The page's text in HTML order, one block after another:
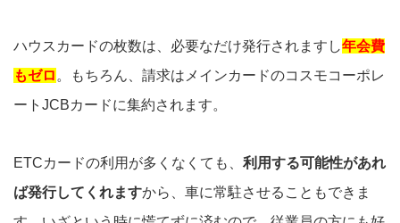
ハウスカードの枚数は、必要なだけ発行されますし年会費
もゼロ 。もちろん、請求はメインカードのコスモコーポレ
ートJCBカードに集約されます。
ETCカードの利用が多くなくても、 利用する可能性があれ
ば発行してくれますから、車に常駐させることもできま